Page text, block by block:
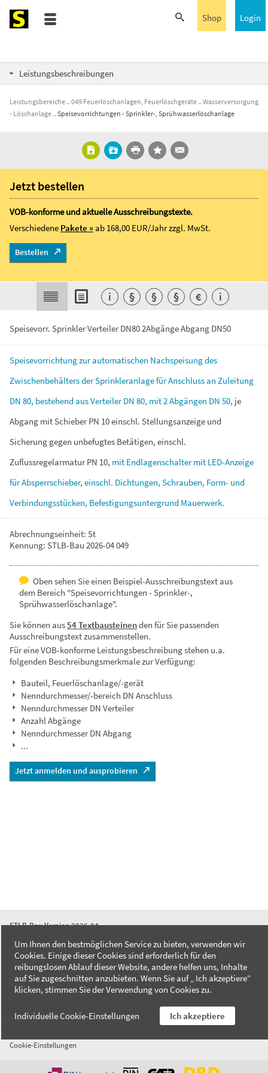
Login
Shop
Leistungsbeschreibungen
Leistungsbereiche 049 Feuerlöschanlagen, Feuerlöschgeräte
Wasserversorgung
- Löschanlage
Speisevorrichtungen - Sprinkler-, Sprühwasserlöschanlage
Speisevorr. Sprinkler Verteiler DN80 2Abgänge Abgang DN50
Speisevorrichtungzurautomatischen Nachspeisungdes
ZwischenbehältersderSprinkleranlagefürAnschlussan Zuleitung
DN 80, bestehendausVerteilerDN 80, mit2Abgängen DN 50, je
Abgang mitSchieberPN 10einschl. Stellungsanzeige und
Sicherung gegen unbefugtes Betätigen, einschl.
ZuflussregelarmaturPN 10, mit Endlagenschaltermit LED-Anzeige
fürAbsperrschieber, einschl. Dichtungen, Schrauben, Form- und
Verbindungsstücken, Befestigungsuntergrund Mauerwerk.
Abrechnungseinheit: St
Kennung: STLB-Bau 2026-04 049
Oben sehen Sie einen Beispiel-Ausschreibungstext aus
dem Bereich "Speisevorrichtungen - Sprinkler-,
Sprühwasserlöschanlage".
Sie können aus54 Textbausteinenden für Sie passenden
Ausschreibungstext zusammenstellen.
Für eine VOB-konforme Leistungsbeschreibung stehen u.a.
folgenden Beschreibungsmerkmale zur Verfügung:
Bauteil, Feuerlöschanlage/-gerät
Nenndurchmesser/-bereich DN Anschluss
Nenndurchmesser DN Verteiler
Anzahl Abgänge
Nenndurchmesser DN Abgang
...
Jetzt anmelden und ausprobieren
Jetzt bestellen
VOB-konforme und aktuelle Ausschreibungstexte.
Verschiedene Pakete »ab 168,00 EUR/Jahrzzgl. MwSt.
Bestellen
i § § § € i
STLB-Bau Version 2026-04
FAQ
Kontakt
Datenschutzerklärung
Cookie-Einstellungen
Um Ihnen den bestmöglichen Service zu bieten, verwenden wir
Cookies. Einige dieser Cookies sind erforderlich für den
reibungslosen Ablauf dieser Website, andere helfen uns, Inhalte
auf Sie zugeschnitten anzubieten. Wenn Sie auf „ Ich akzeptiere“
klicken, stimmen Sie der Verwendung von Cookies zu.
Individuelle Cookie-Einstellungen Ich akzeptiere